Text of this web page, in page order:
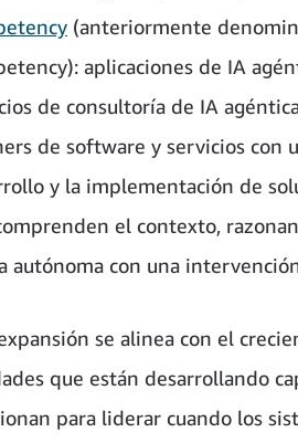
(anteriormente
aplicaciones de IA
de consultoría de IA
de software y servicios con
y la implementación de
el contexto,
autónoma con una
se alinea con el
que están desarrollando
para liderar cuando los